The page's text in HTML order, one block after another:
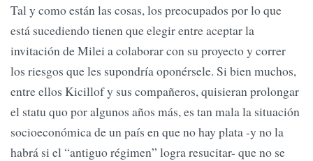
Tal y como están las cosas, los preocupados por lo que
está sucediendo tienen que elegir entre aceptar la
invitación de Milei a colaborar con su proyecto y correr
los riesgos que les supondría oponérsele. Si bien muchos,
entre ellos Kicillof y sus compañeros, quisieran prolongar
el statu quo por algunos años más, es tan mala la situación
socioeconómica de un país en que no hay plata -y no la
habrá si el “antiguo régimen” logra resucitar- que no se